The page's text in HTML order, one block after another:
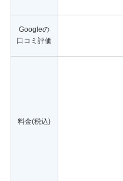
Googleの
口コミ評価
料金(税込)